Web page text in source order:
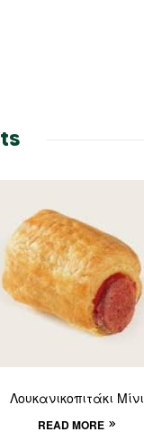
Λουκανικοπιτάκι Μίνι
READ MORE